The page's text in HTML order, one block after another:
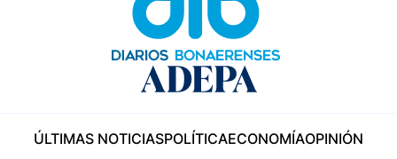
ÚLTIMAS NOTICIASPOLÍTICAECONOMÍAOPINIÓN